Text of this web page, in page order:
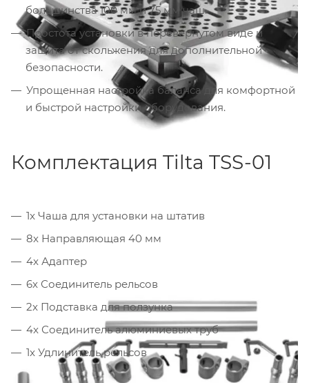
большинства 100 мм и 75 мм чаш.
Простота установки в перевернутом виде и
защита от скольжения для дополнительной
безопасности.
Упрощенная настройка баланса для комфортной
и быстрой настройки оборудования.
Комплектация Tilta TSS-01
1x Чаша для установки на штатив
8x Направляющая 40 мм
4x Адаптер
6x Соединитель рельсов
2x Подставка для ползунка
4x Соединитель алюминиевых труб
1x Удлинитель рельсов